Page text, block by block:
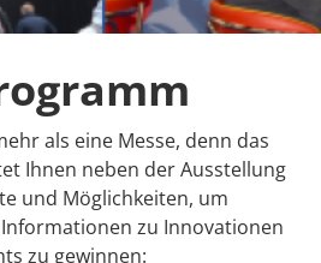
als eine Messe, denn das
Ihnen neben der Ausstellung
und Möglichkeiten, um
zu Innovationen
zu gewinnen: